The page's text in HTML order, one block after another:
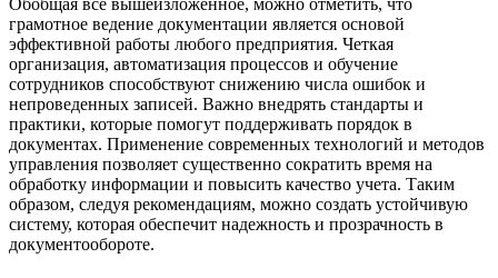
грамотное ведение документации является основой
эффективной работы любого предприятия. Четкая
организация, автоматизация процессов и обучение
сотрудников способствуют снижению числа ошибок и
непроведенных записей. Важно внедрять стандарты и
практики, которые помогут поддерживать порядок в
документах. Применение современных технологий и методов
управления позволяет существенно сократить время на
обработку информации и повысить качество учета. Таким
образом, следуя рекомендациям, можно создать устойчивую
систему, которая обеспечит надежность и прозрачность в
документообороте.